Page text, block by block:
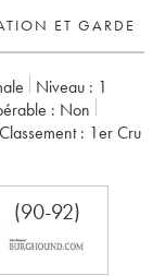
ET GARDE
Niveau : 1
:
non
Classement :
1er Cru
(90-92)